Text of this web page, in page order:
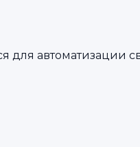
для автоматизации